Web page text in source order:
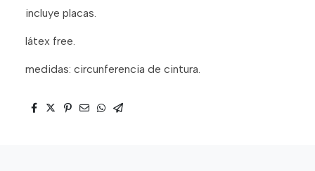
incluye placas.
látex free.
medidas: circunferencia de cintura.